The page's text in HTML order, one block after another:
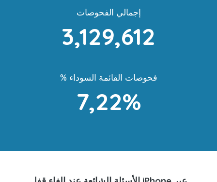
إجمالي الفحوصات
3,129,612
% فحوصات القائمة السوداء
7,22%